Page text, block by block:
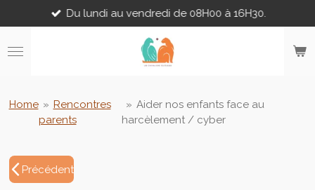
au
contenu
principal
Du lundi au vendredi de 08H00 à 16H30.
Home » Rencontres
parents
» Aider nos enfants face au
harcèlement / cyber
Précédent